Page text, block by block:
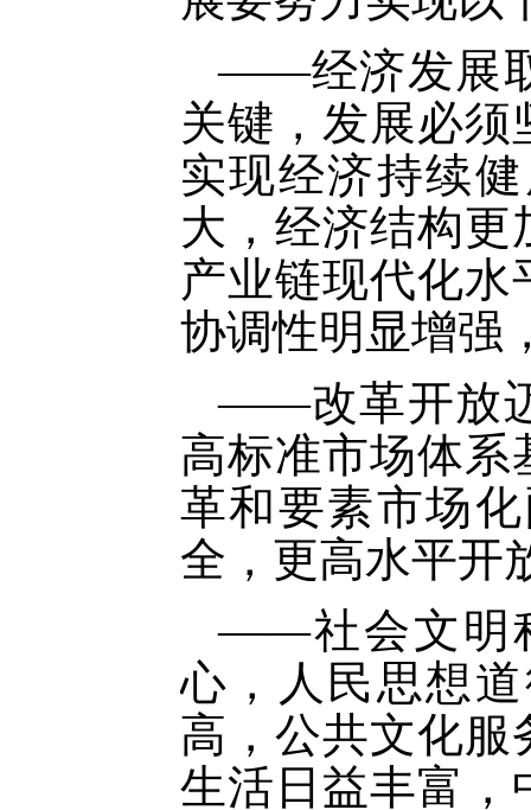
——经济发展
关键，发展必
实现经济持续
大，经济结构更
产业链现代化
协调性明显增强
——改革开放
高标准市场体系
革和要素市场
全，更高水平开
——社会文明
心，人民思想
高，公共文化服
生活日益丰富，